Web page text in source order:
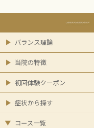
バランス理論
当院の特徴
初回体験クーポン
症状から探す
コース一覧